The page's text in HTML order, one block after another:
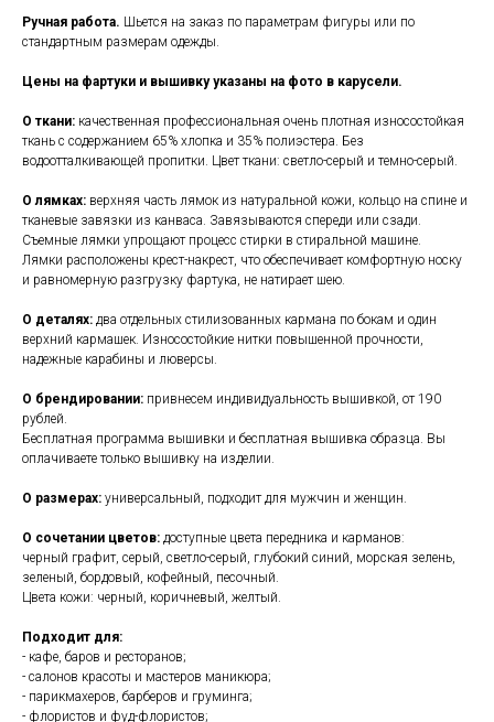
Ручная работа. Шьется на заказ по параметрам фигуры или по
стандартным размерам одежды.
Цены на фартуки и вышивку указаны на фото в карусели.
О ткани: качественная профессиональная очень плотная износостойкая
ткань с содержанием 65% хлопка и 35% полиэстера. Без
водоотталкивающей пропитки. Цвет ткани: светло-серый и темно-серый.
О лямках: верхняя часть лямок из натуральной кожи, кольцо на спине и
тканевые завязки из канваса. Завязываются спереди или сзади.
Съемные лямки упрощают процесс стирки в стиральной машине.
Лямки расположены крест-накрест, что обеспечивает комфортную носку
и равномерную разгрузку фартука, не натирает шею.
О деталях: два отдельных стилизованных кармана по бокам и один
верхний кармашек. Износостойкие нитки повышенной прочности,
надежные карабины и люверсы.
О брендировании: привнесем индивидуальность вышивкой, от 190
рублей.
Бесплатная программа вышивки и бесплатная вышивка образца. Вы
оплачиваете только вышивку на изделии.
О размерах: универсальный, подходит для мужчин и женщин.
О сочетании цветов: доступные цвета передника и карманов:
черный графит, серый, светло-серый, глубокий синий, морская зелень,
зеленый, бордовый, кофейный, песочный.
Цвета кожи: черный, коричневый, желтый.
Подходит для:
- кафе, баров и ресторанов;
- салонов красоты и мастеров маникюра;
- парикмахеров, барберов и груминга;
- флористов и фуд-флористов;